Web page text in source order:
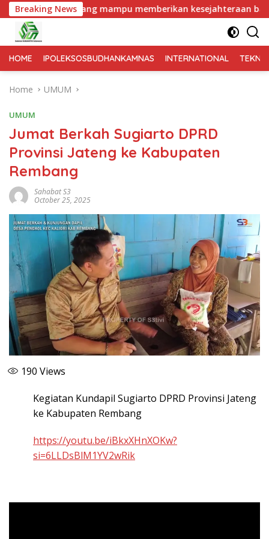
Breaking News
mampu memberikan kesejahteraan bagi seluruh
HOME IPOLEKSOSBUDHANKAMNAS INTERNATIONAL
Home UMUM
UMUM
Jumat Berkah Sugiarto DPRD
Provinsi Jateng ke Kabupaten
Rembang
Sahabat S3
October 25, 2025
190 Views
Kegiatan Kundapil Sugiarto DPRD Provinsi Jateng
ke Kabupaten Rembang
https://youtu.be/iBkxXHnXOKw?
si=6LLDsBlM1YV2wRik